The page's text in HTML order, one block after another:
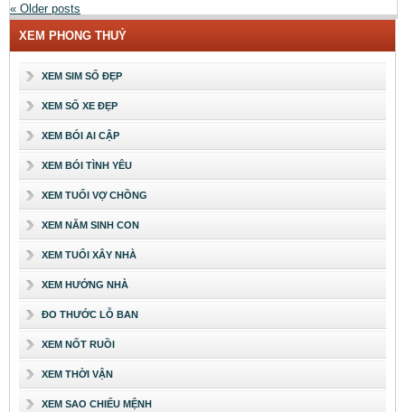
« Older posts
XEM PHONG THUỶ
XEM SIM SỐ ĐẸP
XEM SỐ XE ĐẸP
XEM BÓI AI CẬP
XEM BÓI TÌNH YÊU
XEM TUỔI VỢ CHỒNG
XEM NĂM SINH CON
XEM TUỔI XÂY NHÀ
XEM HƯỚNG NHÀ
ĐO THƯỚC LỖ BAN
XEM NỐT RUỒI
XEM THỜI VẬN
XEM SAO CHIẾU MỆNH